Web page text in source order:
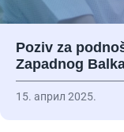
Poziv za
Zapadnog
15. април 2025.